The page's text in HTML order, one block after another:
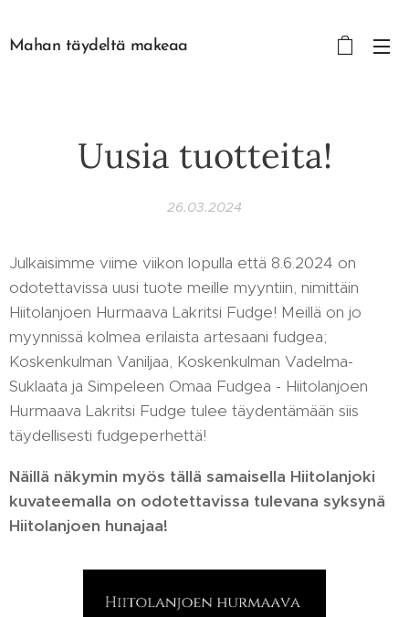
Mahan täydeltä makeaa
Uusia tuotteita!
26.03.2024
Julkaisimme viime viikon lopulla että 8.6.2024 on
odotettavissa uusi tuote meille myyntiin, nimittäin
Hiitolanjoen Hurmaava Lakritsi Fudge! Meillä on jo
myynnissä kolmea erilaista artesaani fudgea;
Koskenkulman Vaniljaa, Koskenkulman Vadelma-
Suklaata ja Simpeleen Omaa Fudgea - Hiitolanjoen
Hurmaava Lakritsi Fudge tulee täydentämään siis
täydellisesti fudgeperhettä!
Näillä näkymin myös tällä samaisella Hiitolanjoki
kuvateemalla on odotettavissa tulevana syksynä
Hiitolanjoen hunajaa!